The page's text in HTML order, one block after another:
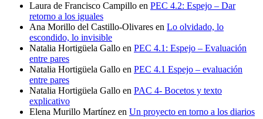
Laura de Francisco Campillo en PEC 4.2: Espejo – Dar
retorno a los iguales
Ana Morillo del Castillo-Olivares en Lo olvidado, lo
escondido, lo invisible
Natalia Hortigüela Gallo en PEC 4.1: Espejo – Evaluación
entre pares
Natalia Hortigüela Gallo en PEC 4.1 Espejo – evaluación
entre pares
Natalia Hortigüela Gallo en PAC 4- Bocetos y texto
explicativo
Elena Murillo Martínez en Un proyecto en torno a los diarios